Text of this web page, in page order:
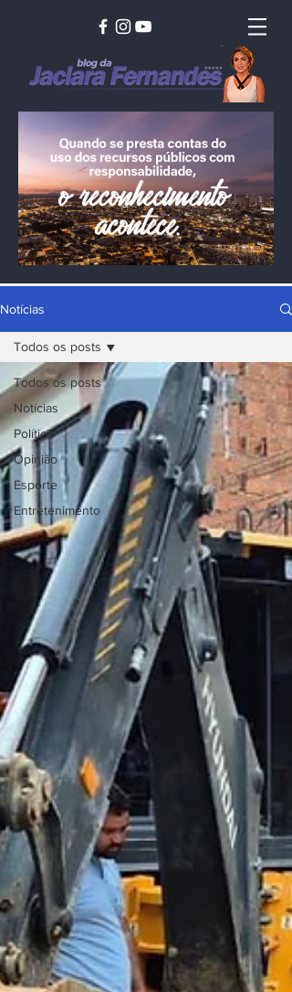
Notícias
Todos os posts
Notícias
Política
Opinião
Esporte
Entretenimento
Todos os posts